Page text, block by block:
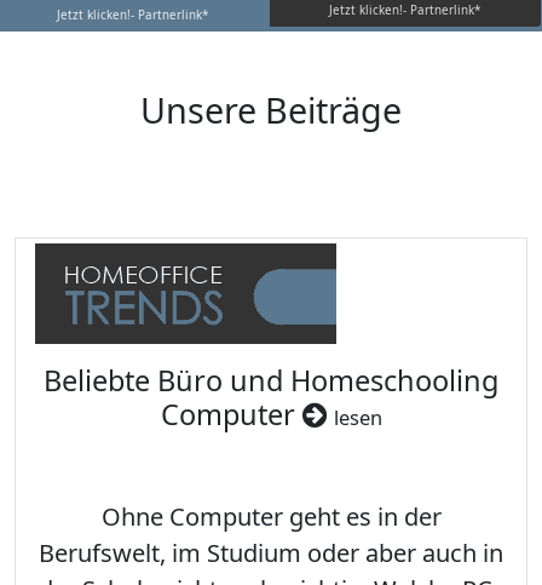
Jetzt klicken!- Partnerlink* Jetzt klicken!- Partnerlink*
Unsere Beiträge
Beliebte Büro und Homeschooling
Computer
lesen
Ohne Computer geht es in der
Berufswelt, im Studium oder aber auch in